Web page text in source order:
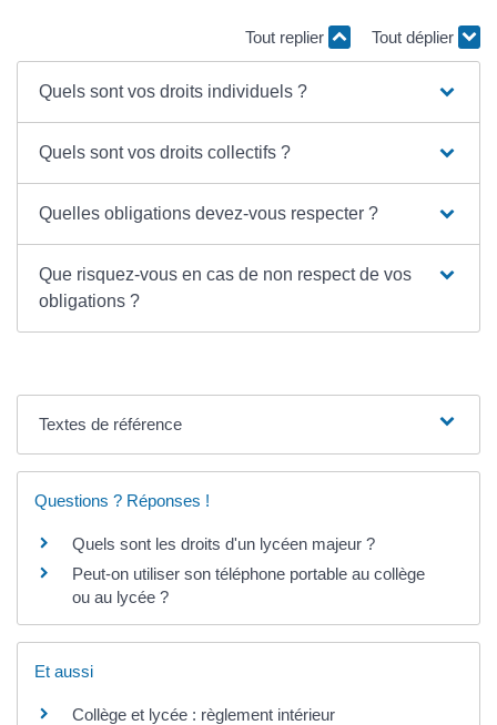
Tout replier Tout déplier
Quels sont vos droits individuels ?
Quels sont vos droits collectifs ?
Quelles obligations devez-vous respecter ?
Que risquez-vous en cas de non respect de vos
obligations ?
Textes de référence
Questions ? Réponses !
Quels sont les droits d'un lycéen majeur ?
Peut-on utiliser son téléphone portable au collège
ou au lycée ?
Et aussi
Collège et lycée : règlement intérieur